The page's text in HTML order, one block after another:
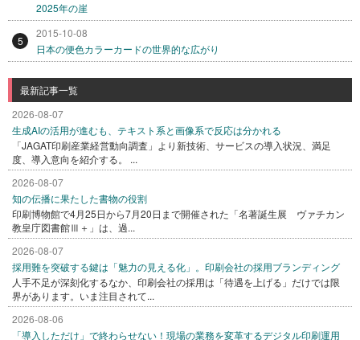
2025年の崖
5
2015-10-08
日本の便色カラーカードの世界的な広がり
最新記事一覧
2026-08-07
生成AIの活用が進むも、テキスト系と画像系で反応は分かれる
「JAGAT印刷産業経営動向調査」より新技術、サービスの導入状況、満足
度、導入意向を紹介する。 ...
2026-08-07
知の伝播に果たした書物の役割
印刷博物館で4月25日から7月20日まで開催された「名著誕生展 ヴァチカン
教皇庁図書館Ⅲ＋」は、過...
2026-08-07
採用難を突破する鍵は「魅力の見える化」。印刷会社の採用ブランディング
人手不足が深刻化するなか、印刷会社の採用は「待遇を上げる」だけでは限
界があります。いま注目されて...
2026-08-06
「導入しただけ」で終わらせない！現場の業務を変革するデジタル印刷運用